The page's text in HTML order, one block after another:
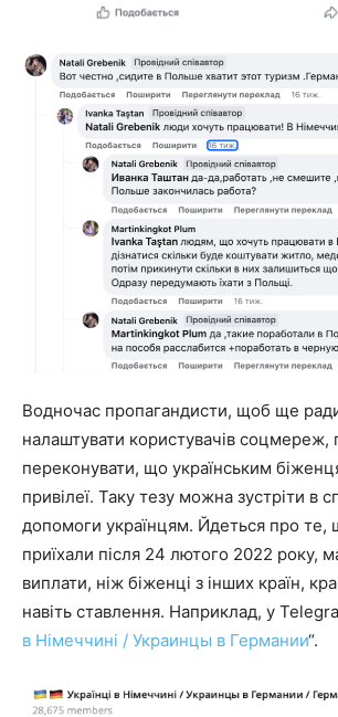
Водночас пропагандисти, щоб ще
налаштувати користувачів соцмереж,
переконувати, що українським
привілеї. Таку тезу можна зустріти в
допомоги українцям. Йдеться про те,
приїхали після 24 лютого 2022 року,
виплати, ніж біженці з інших країн,
навіть ставлення. Наприклад, у
в Німеччині / Украинцы в Германии“.